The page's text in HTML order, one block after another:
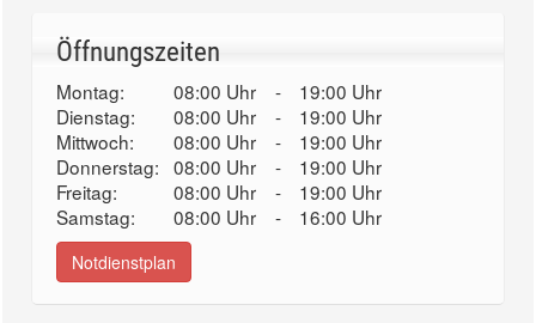
Öffnungszeiten
Montag: 08:00 Uhr -
19:00 Uhr
Dienstag:
08:00 Uhr -
19:00 Uhr
Mittwoch:
08:00 Uhr -
19:00 Uhr
Donnerstag: 08:00 Uhr -
19:00 Uhr
Freitag:
08:00 Uhr -
19:00 Uhr
Samstag:
08:00 Uhr - 16:00 Uhr
Notdienstplan